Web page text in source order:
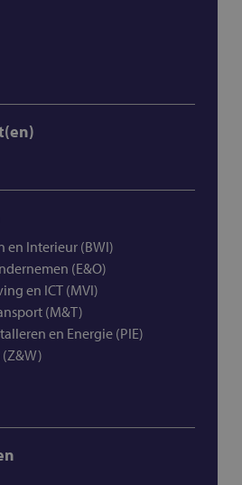
en Interieur (BWI)
(E&O)
en ICT (MVI)
(M&T)
en Energie (PIE)